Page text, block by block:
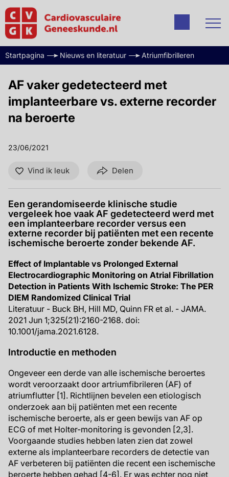
Startpagina Nieuws en literatuur Atriumfibrilleren
AF vaker gedetecteerd met
implanteerbare vs. externe recorder
na beroerte
23/06/2021
Vind ik leuk Delen
Een gerandomiseerde klinische studie
vergeleek hoe vaak AF gedetecteerd werd met
een implanteerbare recorder versus een
externe recorder bij patiënten met een recente
ischemische beroerte zonder bekende AF.
Effect of Implantable vs Prolonged External
Electrocardiographic Monitoring on Atrial Fibrillation
Detection in Patients With Ischemic Stroke: The PER
DIEM Randomized Clinical Trial
Literatuur - Buck BH, Hill MD, Quinn FR et al. - JAMA.
2021 Jun 1;325(21):2160-2168. doi:
10.1001/jama.2021.6128.
Introductie en methoden
Ongeveer een derde van alle ischemische beroertes
wordt veroorzaakt door artriumfibrileren (AF) of
atriumflutter [1]. Richtlijnen bevelen een etiologisch
onderzoek aan bij patiënten met een recente
ischemische beroerte, als er geen bewijs van AF op
ECG of met Holter-monitoring is gevonden [2,3].
Voorgaande studies hebben laten zien dat zowel
externe als implanteerbare recorders de detectie van
AF verbeteren bij patiënten die recent een ischemische
beroerte hebben gehad [4-6]. Er was echter nog niet